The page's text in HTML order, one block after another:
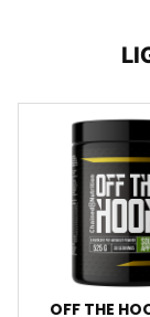
OFF THE